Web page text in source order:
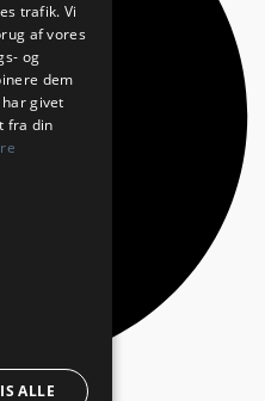
trafik. Vi
af vores
og
dem
givet
fra din
ALLE